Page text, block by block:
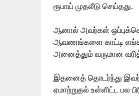
ரூபாய் முதலீடு செய்தது.
ஆனால் அவர்கள்
ஆவணங்களை காட்டி
அனைத்தும் வருமான
இதனைத் தொடர்ந்து
ஏமாற்றுதல் உள்ளிட்ட பல